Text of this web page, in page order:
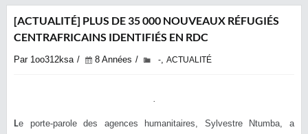
[ACTUALITÉ] PLUS DE 35 000 NOUVEAUX RÉFUGIÉS
CENTRAFRICAINS IDENTIFIÉS EN RDC
Par 1oo312ksa 8 Années -, ACTUALITÉ
Le porte-parole des agences humanitaires, Sylvestre Ntumba, a